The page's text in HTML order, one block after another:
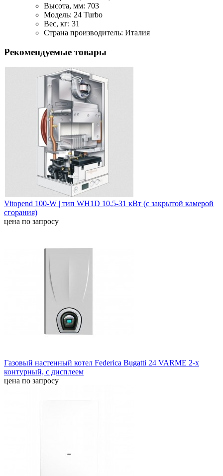
Высота, мм: 703
Модель: 24 Turbo
Вес, кг: 31
Страна производитель: Италия
Рекомендуемые товары
Vitopend 100-W | тип WH1D 10,5-31 кВт (с закрытой камерой
сгорания)
цена по запросу
Газовый настенный котел Federica Bugatti 24 VARME 2-х
контурный, с дисплеем
цена по запросу